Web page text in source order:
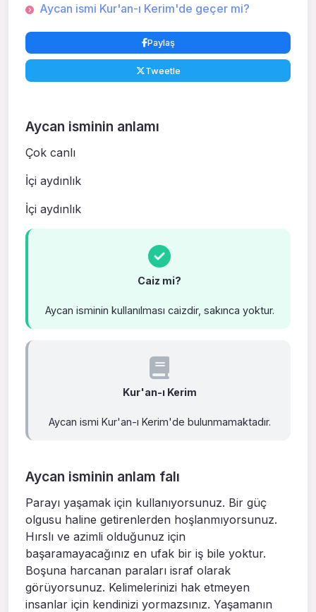
Aycan ismi Kur'an-ı Kerim'de geçer mi?
Paylaş
Tweetle
Aycan isminin anlamı
Çok canlı
İçi aydınlık
İçi aydınlık
Caiz mi?
Aycan isminin kullanılması caizdir, sakınca yoktur.
Kur'an-ı Kerim
Aycan ismi Kur'an-ı Kerim'de bulunmamaktadır.
Aycan isminin anlam falı
Parayı yaşamak için kullanıyorsunuz. Bir güç
olgusu haline getirenlerden hoşlanmıyorsunuz.
Hırslı ve azimli olduğunuz için
başaramayacağınız en ufak bir iş bile yoktur.
Boşuna harcanan paraları israf olarak
görüyorsunuz. Kelimelerinizi hak etmeyen
insanlar için kendinizi yormazsınız. Yaşamanın